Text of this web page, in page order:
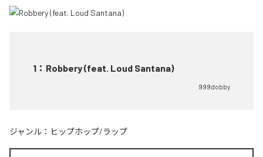
1 ： Robbery (feat. Loud Santana)
999dobby
ジャンル： ヒップホップ/ラップ